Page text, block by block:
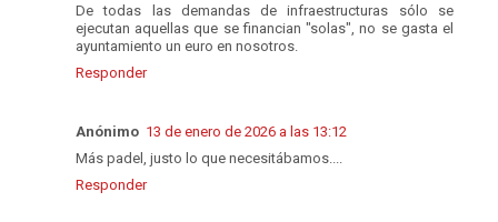
De todas las demandas de infraestructuras sólo se
ejecutan aquellas que se financian "solas", no se gasta el
ayuntamiento un euro en nosotros.
Responder
Anónimo 13 de enero de 2026 a las 13:12
Más padel, justo lo que necesitábamos....
Responder